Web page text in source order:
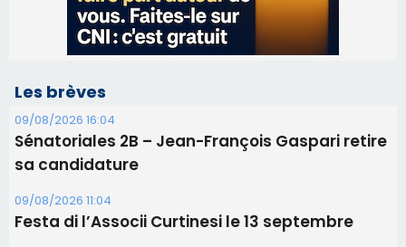
Les brèves
09/08/2026 16:04
Sénatoriales 2B – Jean-François Gaspari retire
sa candidature
09/08/2026 11:04
Festa di l’Associi Curtinesi le 13 septembre